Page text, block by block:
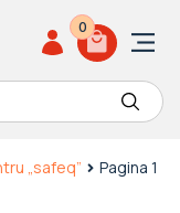
0
„safeq” Pagina 1